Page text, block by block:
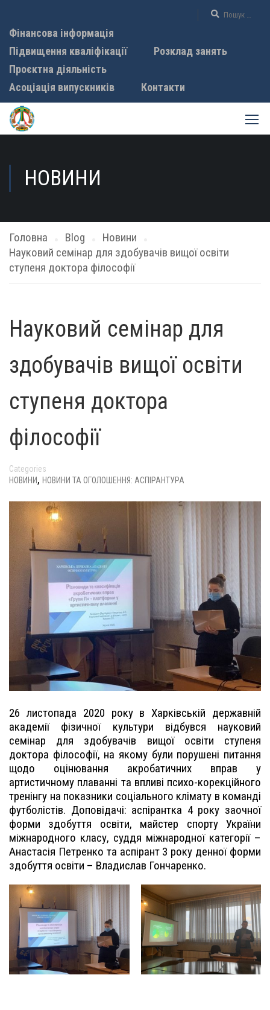
Фінансова інформація
Підвищення кваліфікації
Розклад занять
Проєктна діяльність
Асоціація випускників
Контакти
НОВИНИ
Головна Blog
Новини
Науковий семінар для здобувачів вищої освіти
ступеня доктора філософії
Науковий семінар для
здобувачів вищої освіти
ступеня доктора
філософії
Categories
НОВИНИ, НОВИНИ ТА ОГОЛОШЕННЯ: АСПІРАНТУРА
26 листопада 2020 року в Харківській державній
академії фізичної культури відбувся науковий
семінар для здобувачів вищої освіти ступеня
доктора філософії, на якому були порушені питання
щодо оцінювання акробатичних вправ у
артистичному плаванні та впливі психо-корекційного
тренінгу на показники соціального клімату в команді
футболістів. Доповідачі: аспірантка 4 року заочної
форми здобуття освіти, майстер спорту України
міжнародного класу, суддя міжнародної категорії –
Анастасія Петренко та аспірант 3 року денної форми
здобуття освіти – Владислав Гончаренко.